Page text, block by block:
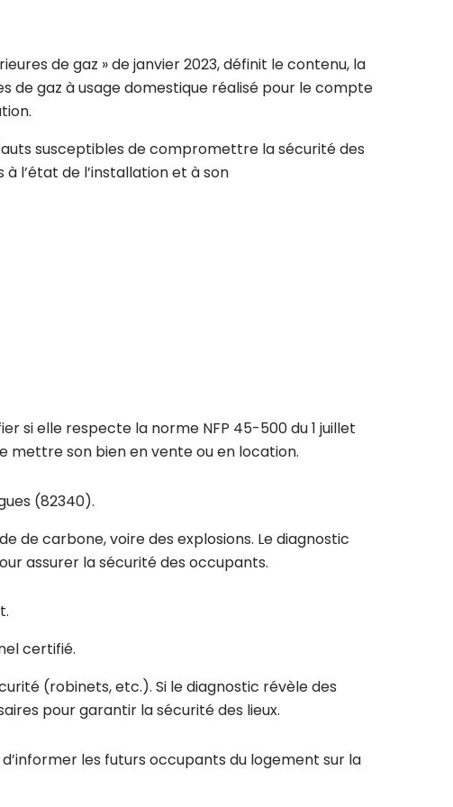
de gaz » de janvier 2023, définit le contenu, la
de gaz à usage domestique réalisé pour le compte
susceptibles de compromettre la sécurité des
l’état de l’installation et à son
si elle respecte la norme NFP 45-500 du 1 juillet
mettre son bien en vente ou en location.
(82340).
de carbone, voire des explosions. Le diagnostic
assurer la sécurité des occupants.
certifié.
(robinets, etc.). Si le diagnostic révèle des
pour garantir la sécurité des lieux.
les futurs occupants du logement sur la